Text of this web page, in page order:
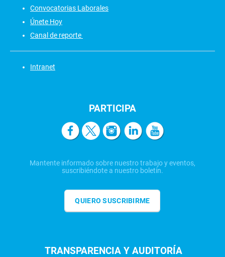
Convocatorias Laborales
Únete Hoy
Canal de reporte
Intranet
PARTICIPA
Mantente informado sobre nuestro trabajo y eventos,
suscribiéndote a nuestro boletín.
QUIERO SUSCRIBIRME
TRANSPARENCIA Y AUDITORÍA